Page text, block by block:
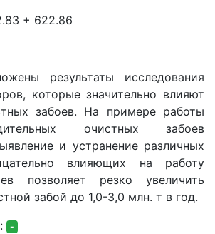
+ 622.86
результаты исследования
которые значительно влияют
забоев. На примере работы
очистных забоев
и устранение различных
влияющих на работу
позволяет резко увеличить
забой до 1,0-3,0 млн. т в год.
: -